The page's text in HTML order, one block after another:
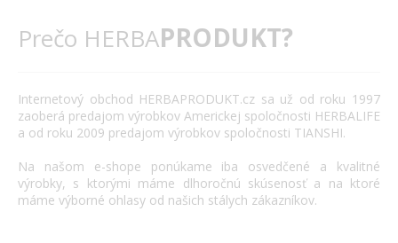
Prečo HERBAPRODUKT?
Internetový obchod HERBAPRODUKT.cz sa už od roku 1997
zaoberá predajom výrobkov Americkej spoločnosti HERBALIFE
a od roku 2009 predajom výrobkov spoločnosti TIANSHI.
Na našom
e-shope ponúkame iba osvedčené a
kvalitné
výrobky, s ktorými máme dlhoročnú skúsenosť a na ktoré
máme výborné ohlasy od našich stálych zákazníkov.